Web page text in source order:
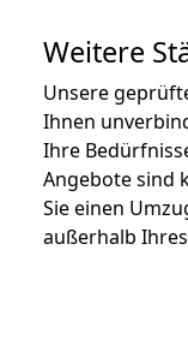
Weitere
Unsere
Ihnen
Ihre
Angebote sind
Sie einen
außerhalb